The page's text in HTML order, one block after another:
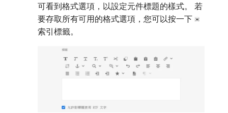
可看到格式選項，以設定元件標題的樣式。 若
要存取所有可用的格式選項，您可以按一下
索引標籤。